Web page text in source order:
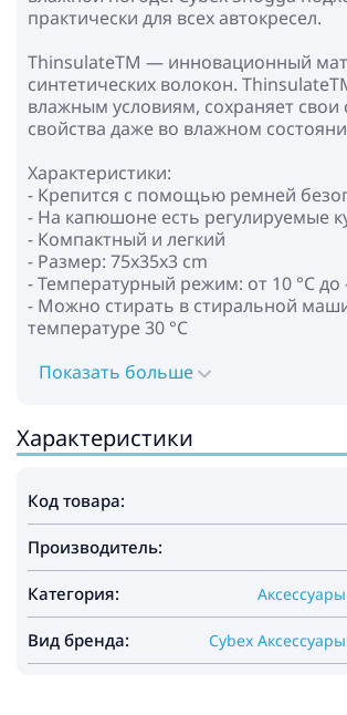
практически для всех автокресел.
ThinsulateTM — инновационный
синтетических волокон.
влажным условиям, сохраняет
свойства даже во влажном
Характеристики:
- Крепится с помощью ремней
- На капюшоне есть регулируемые
- Компактный и легкий
- Размер: 75x35x3 cm
- Температурный режим: от 10 °C до
- Можно стирать в стиральной
температуре 30 °C
Показать больше
Характеристики
Код товара:
Производитель:
Категория:
Вид бренда: Cybex